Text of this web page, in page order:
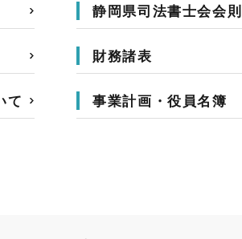
て
静岡県司法書士会会則
財務諸表
事業計画・役員名簿